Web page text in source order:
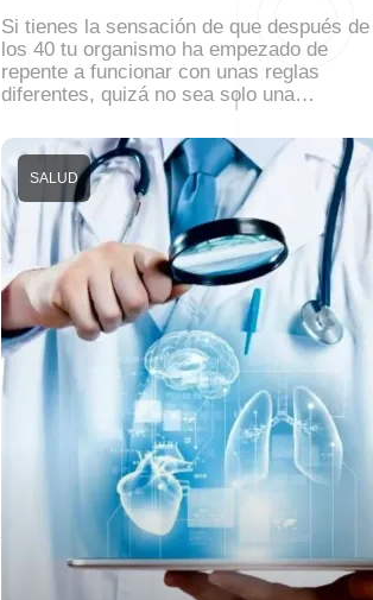
Si tienes la sensación de que después de
los 40 tu organismo ha empezado de
repente a funcionar con unas reglas
diferentes, quizá no sea solo una…
SALUD